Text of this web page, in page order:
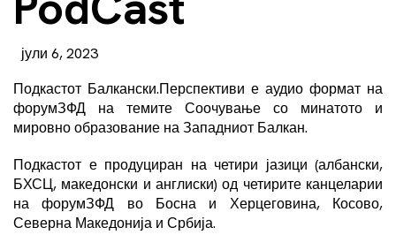
јули 6, 2023
Подкастот Балкански.Перспективи е аудио формат на
форумЗФД на темите Соочување со минатото и
мировно образование на Западниот Балкан.
Подкастот е продуциран на четири јазици (албански,
БХСЦ, македонски и англиски) од четирите канцеларии
на форумЗФД во Босна и Херцеговина, Косово,
Северна Македонија и Србија.